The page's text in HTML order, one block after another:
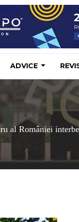
ADVICE
al României